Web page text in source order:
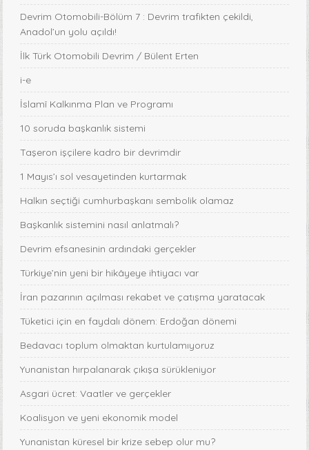
Devrim Otomobili-Bölüm 7 : Devrim trafikten çekildi,
Anadol’un yolu açıldı!
İlk Türk Otomobili Devrim / Bülent Erten
i-e
İslamî Kalkınma Plan ve Programı
10 soruda başkanlık sistemi
Taşeron işçilere kadro bir devrimdir
1 Mayıs’ı sol vesayetinden kurtarmak
Halkın seçtiği cumhurbaşkanı sembolik olamaz
Başkanlık sistemini nasıl anlatmalı?
Devrim efsanesinin ardındaki gerçekler
Türkiye’nin yeni bir hikâyeye ihtiyacı var
İran pazarının açılması rekabet ve çatışma yaratacak
Tüketici için en faydalı dönem: Erdoğan dönemi
Bedavacı toplum olmaktan kurtulamıyoruz
Yunanistan hırpalanarak çıkışa sürükleniyor
Asgari ücret: Vaatler ve gerçekler
Koalisyon ve yeni ekonomik model
Yunanistan küresel bir krize sebep olur mu?